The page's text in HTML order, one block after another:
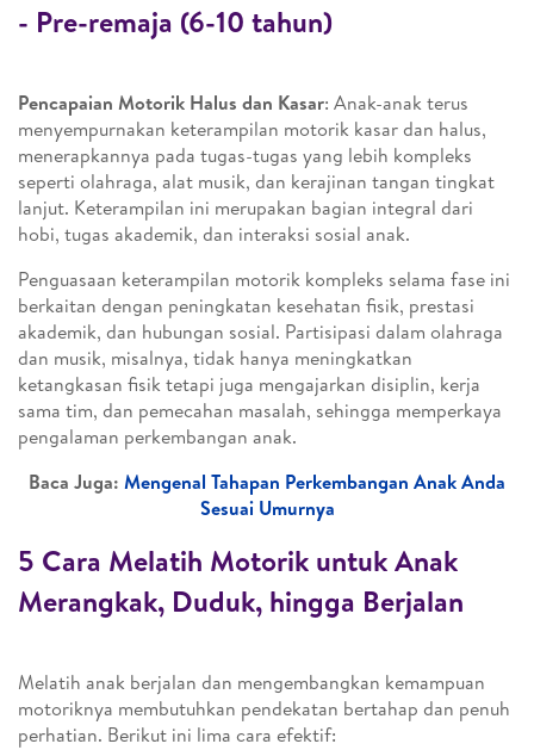
- Pre-remaja (6-10 tahun)
Pencapaian Motorik Halus dan Kasar: Anak-anak terus
menyempurnakan keterampilan motorik kasar dan halus,
menerapkannya pada tugas-tugas yang lebih kompleks
seperti olahraga, alat musik, dan kerajinan tangan tingkat
lanjut. Keterampilan ini merupakan bagian integral dari
hobi, tugas akademik, dan interaksi sosial anak.
Penguasaan keterampilan motorik kompleks selama fase ini
berkaitan dengan peningkatan kesehatan fisik, prestasi
akademik, dan hubungan sosial. Partisipasi dalam olahraga
dan musik, misalnya, tidak hanya meningkatkan
ketangkasan fisik tetapi juga mengajarkan disiplin, kerja
sama tim, dan pemecahan masalah, sehingga memperkaya
pengalaman perkembangan anak.
Baca Juga: Mengenal Tahapan Perkembangan Anak Anda
Sesuai Umurnya
5 Cara Melatih Motorik untuk Anak
Merangkak, Duduk, hingga Berjalan
Melatih anak berjalan dan mengembangkan kemampuan
motoriknya membutuhkan pendekatan bertahap dan penuh
perhatian. Berikut ini lima cara efektif: